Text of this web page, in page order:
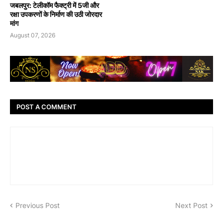
जबलपुर: टेलीकॉम फैक्ट्री में 5जी और
रक्षा उपकरणों के निर्माण की उठी जोरदार
मांग
August 07, 2026
POST A COMMENT
Previous Post Next Post